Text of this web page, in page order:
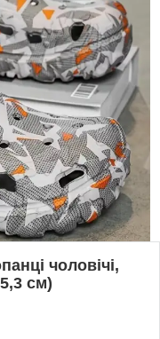
чоловічі,
см)